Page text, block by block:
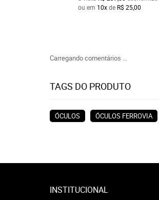
ou em 10xde R$ 25,00
Carregando comentários ...
TAGS DO PRODUTO
ÓCULOS ÓCULOS FERROVIA
INSTITUCIONAL